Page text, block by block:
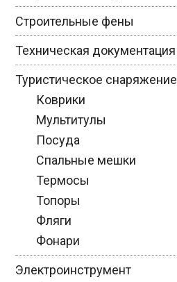
Строительные фены
Техническая документация
Туристическое снаряжение
Коврики
Мультитулы
Посуда
Спальные мешки
Термосы
Топоры
Фляги
Фонари
Электроинструмент